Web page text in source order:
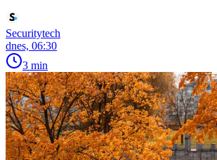
Securitytech
dnes, 06:30
3 min